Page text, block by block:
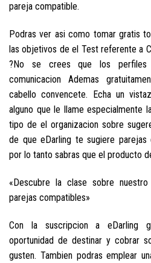
pareja compatible.
Podras ver asi­ como tomar gratis
las objetivos de el Test referente a
?No se crees que los perfiles
comunicacion Ademas
cabello convencete. Echa un
alguno que le llame especialmente
tipo de el organizacion sobre
de que eDarling te sugiere parejas
por lo tanto sabras que el producto
«Descubre la clase sobre
parejas compatibles»
Con la suscripcion a eDarling
oportunidad de destinar y cobrar
gusten. Tambien podras emplear